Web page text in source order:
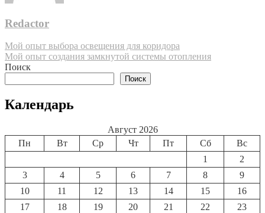
Redactor
Навигация
по
Мой опыт выбора освещения для коридора
Мой опыт создания замкнутой системы отопления
Поиск
Поиск
Календарь
Август 2026
Пн
Вт Ср Чт Пт Сб
Вс
1
2
3
4 5 6 7 8
9
10
11 12 13 14 15
16
17
18 19 20 21 22
23